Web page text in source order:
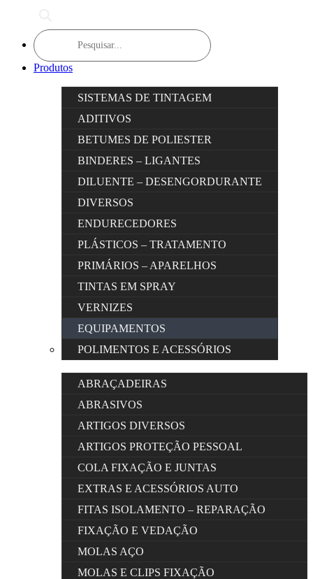
Products
search
Produtos
SISTEMAS DE TINTAGEM
ADITIVOS
BETUMES DE POLIESTER
BINDERES – LIGANTES
DILUENTE – DESENGORDURANTE
DIVERSOS
ENDURECEDORES
PLÁSTICOS – TRATAMENTO
PRIMÁRIOS – APARELHOS
TINTAS EM SPRAY
VERNIZES
EQUIPAMENTOS
POLIMENTOS E ACESSÓRIOS
ABRAÇADEIRAS
ABRASIVOS
ARTIGOS DIVERSOS
ARTIGOS PROTEÇÃO PESSOAL
COLA FIXAÇÃO E JUNTAS
EXTRAS E ACESSÓRIOS AUTO
FITAS ISOLAMENTO – REPARAÇÃO
FIXAÇÃO E VEDAÇÃO
MOLAS AÇO
MOLAS E CLIPS FIXAÇÃO